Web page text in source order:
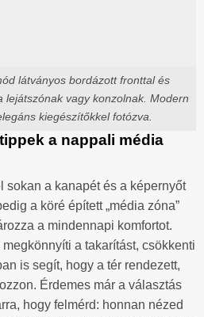
látványos bordázott fronttal és
lejátszónak vagy konzolnak. Modern
kiegészítőkkel fotózva.
a nappali média
sokan a kanapét és a képernyőt
a köré épített „média zóna”
a mindennapi komfortot.
a takarítást, csökkenti
is segít, hogy a tér rendezett,
Érdemes már a választás
hogy felmérd: honnan nézed